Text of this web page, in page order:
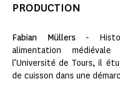
PRODUCTION
Fabian Müllers -
alimentation
l’Université de Tours, il
de cuisson dans une